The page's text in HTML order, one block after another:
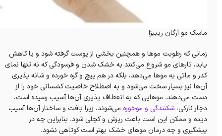
ماسک مو آرگان ریبیزا
زمانی که رطوبت موها و همچنین بخشی از پوست گرفته شود و یا کاهش
یابد، تارهای مو شروع می‌کنند به خشک شدن و فرسودگی که نه تنها نمای
کدر و ماتی به موها می‌دهد،‌ بلکه در هم پیچ و گره خورده و شانه پذیری
آن‌ها نیز بسیار سخت می‌شود و به اصطلاح خاصیت کشسانی خود را از
دست می‌دهند. موهایی که به انعطاف پذیری آن‌ها آسیب رسیده است،
دچار نازکی، شکنندگی و موخوره می‌شوند،‌ زیرا بافت و ساختار آن‌ها آسیب
دیده و ممکن این است باعث ریزش و کچلی شود. بنابراین چه در
پیشگیری و چه درمان موهای خشک بهتر است کوتاهی نشود.